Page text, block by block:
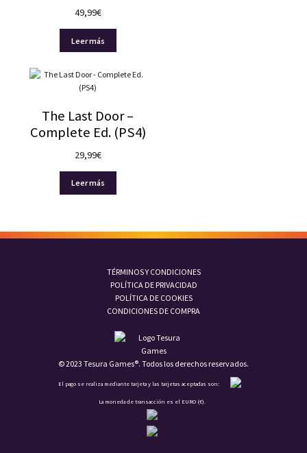
49,99€
Leer más
The Last Door –
Complete Ed. (PS4)
29,99€
Leer más
TÉRMINOS Y CONDICIONES
POLÍTICA DE PRIVACIDAD
POLÍTICA DE COOKIES
CONDICIONES DE COMPRA
© 2023 Tesura Games®. Todos los derechos reservados.
El pago se realiza mediante tarjeta y las tarjetas aceptadas son:
La moneda de transacción es el EURO (€).